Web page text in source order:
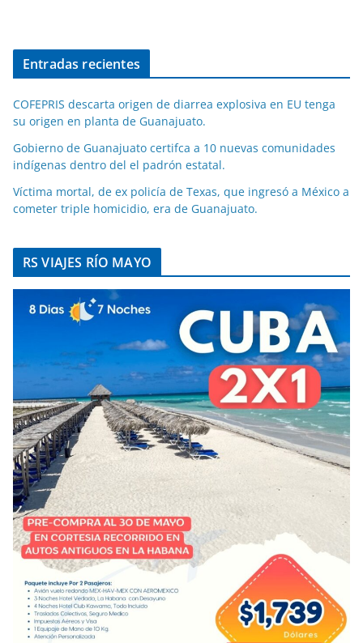
Entradas recientes
COFEPRIS descarta origen de diarrea explosiva en EU tenga
su origen en planta de Guanajuato.
Gobierno de Guanajuato certifca a 10 nuevas comunidades
indígenas dentro del el padrón estatal.
Víctima mortal, de ex policía de Texas, que ingresó a México a
cometer triple homicidio, era de Guanajuato.
RS VIAJES RÍO MAYO